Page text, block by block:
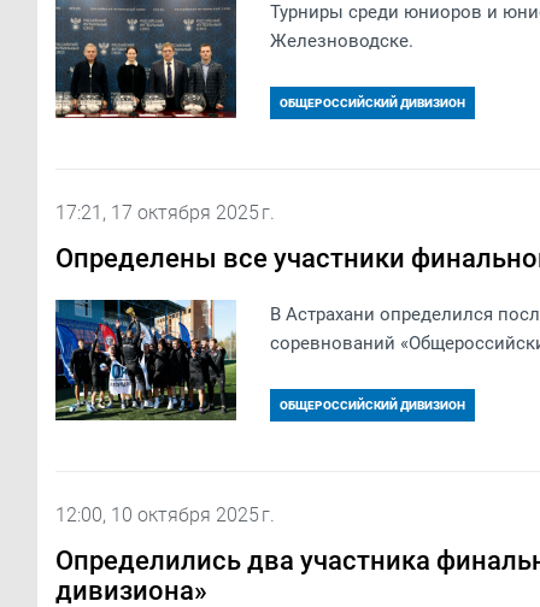
Турниры среди юниоров и
Железноводске.
ОБЩЕРОССИЙСКИЙ ДИВИЗИОН
17:21, 17 октября 2025 г.
Определены все участники
В Астрахани определился
соревнований
ОБЩЕРОССИЙСКИЙ ДИВИЗИОН
12:00, 10 октября 2025 г.
Определились два участника
дивизиона»